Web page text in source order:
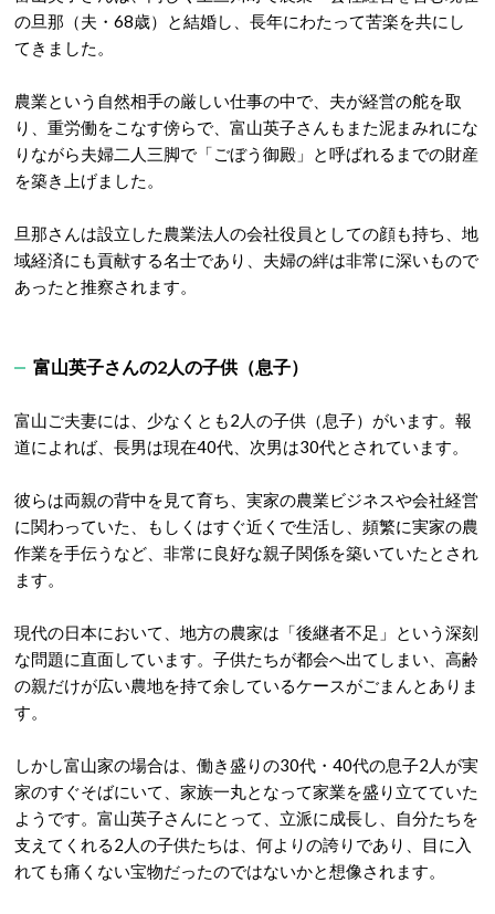
の旦那（夫・68歳）と結婚し、長年にわたって苦楽を共にし
てきました 。
農業という自然相手の厳しい仕事の中で、夫が経営の舵を取
り、重労働をこなす傍らで、富山英子さんもまた泥まみれにな
りながら夫婦二人三脚で「ごぼう御殿」と呼ばれるまでの財産
を築き上げました。
旦那さんは設立した農業法人の会社役員としての顔も持ち、地
域経済にも貢献する名士であり、夫婦の絆は非常に深いもので
あったと推察されます。
富山英子さんの2人の子供（息子）
富山ご夫妻には、少なくとも2人の子供（息子）がいます。報
道によれば、長男は現在40代、次男は30代とされています。
彼らは両親の背中を見て育ち、実家の農業ビジネスや会社経営
に関わっていた、もしくはすぐ近くで生活し、頻繁に実家の農
作業を手伝うなど、非常に良好な親子関係を築いていたとされ
ます。
現代の日本において、地方の農家は「後継者不足」という深刻
な問題に直面しています。子供たちが都会へ出てしまい、高齢
の親だけが広い農地を持て余しているケースがごまんとありま
す。
しかし富山家の場合は、働き盛りの30代・40代の息子2人が実
家のすぐそばにいて、家族一丸となって家業を盛り立てていた
ようです。富山英子さんにとって、立派に成長し、自分たちを
支えてくれる2人の子供たちは、何よりの誇りであり、目に入
れても痛くない宝物だったのではないかと想像されます。